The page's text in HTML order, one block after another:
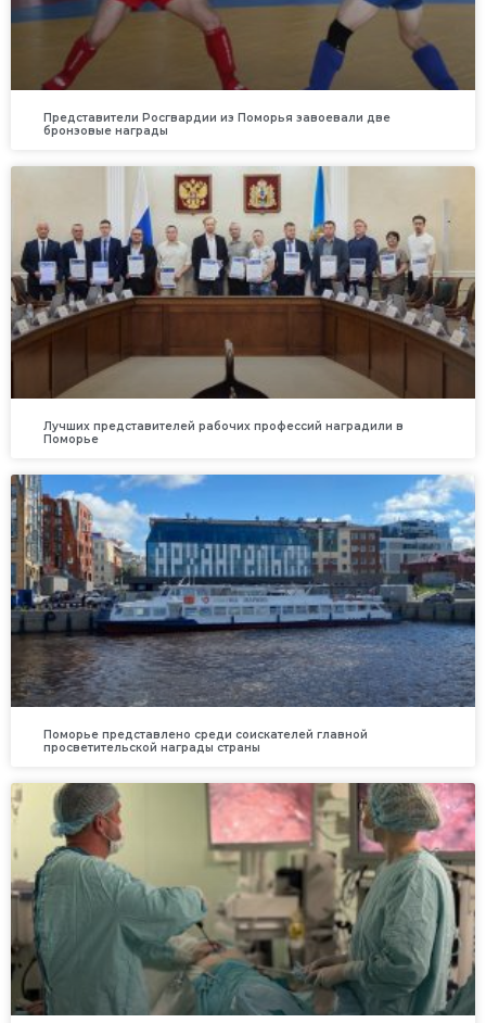
Представители Росгвардии из Поморья завоевали две
бронзовые награды
Лучших представителей рабочих профессий наградили в
Поморье
Поморье представлено среди соискателей главной
просветительской награды страны